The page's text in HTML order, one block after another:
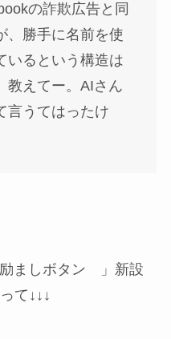
の詐欺広告と同
、勝手に名前を使
いるという構造は
教えてー。AIさん
言うてはったけ
ましボタン 」新設
て↓↓↓